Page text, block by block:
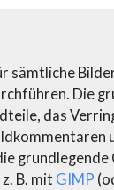
sämtliche
Die
das
B. mit GIMP